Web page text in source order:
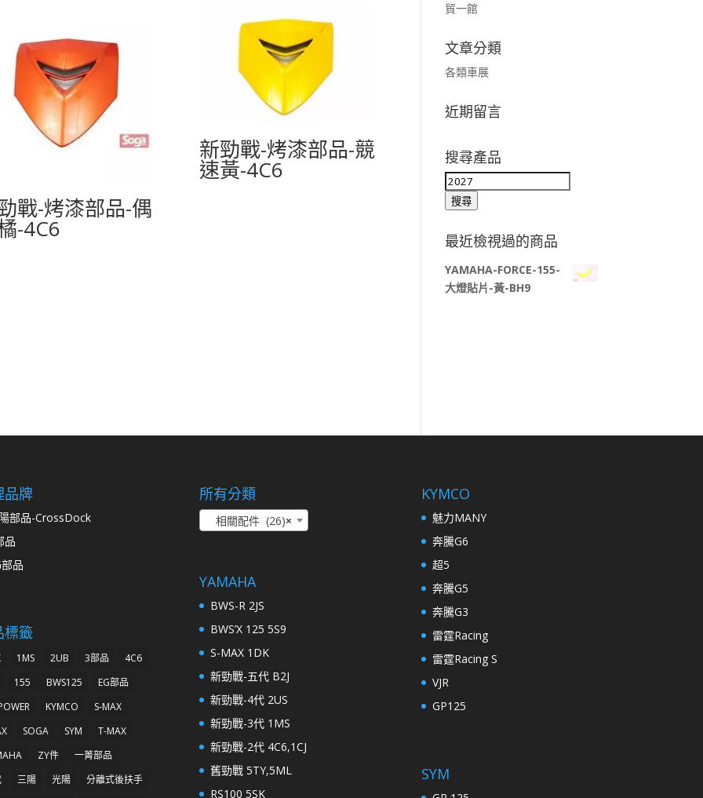
戰-烤漆部品-偶
-4C6
新勁戰-烤漆部品-競
速黃-4C6
貿一館
文章分類
各類車展
近期留言
搜尋產品
搜
尋
鍵
字:
搜尋
最近檢視過的商品
YAMAHA-FORCE-155-
大燈貼片-黃-BH9
品牌
部品-CrossDock
品
品
標籤
1MS 2UB 3部品
4C6
155
BWS125
EG部品
KYMCO
S-MAX
SOGA SYM
T-MAX
ZY件
一菁部品
三陽 光陽
分離式後扶手
所有分類
×
相關配件 (26)
YAMAHA
BWS-R 2JS
BWS’X 125 5S9
S-MAX 1DK
新勁戰-五代 B2J
新勁戰-4代 2US
新勁戰-3代 1MS
新勁戰-2代 4C6,1CJ
舊勁戰 5TY,5ML
RS100 5SK
KYMCO
魅力MANY
奔騰G6
超5
奔騰G5
奔騰G3
雷霆Racing
雷霆Racing S
VJR
GP125
SYM